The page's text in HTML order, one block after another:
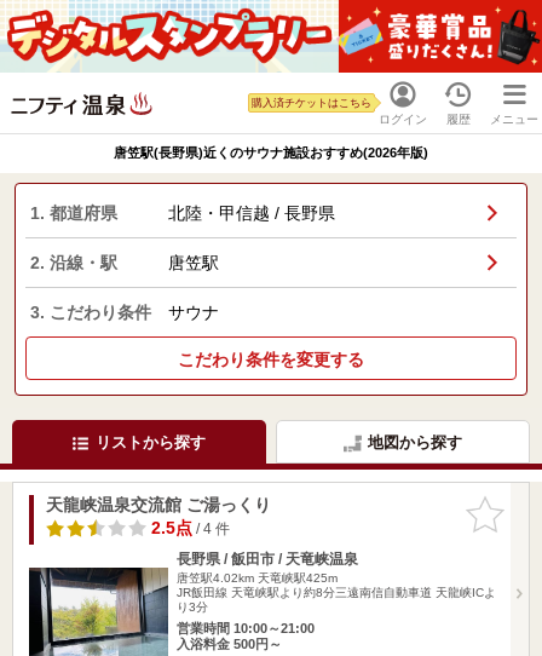
ログイン
購入済チケットはこちら
履歴 メニュー
唐笠駅(長野県)近くのサウナ施設おすすめ(2026年版)
1. 都道府県 北陸・甲信越 / 長野県
2. 沿線・駅 唐笠駅
3. こだわり条件 サウナ
こだわり条件を変更する
リストから探す 地図から探す
お気に入
りに追加
天龍峡温泉交流館 ご湯っくり
2.5点/ 4 件
長野県 / 飯田市 / 天竜峡温泉
唐笠駅4.02km 天竜峡駅425m
JR飯田線 天竜峡駅より約8分三遠南信自動車道 天龍峡ICよ
り3分
営業時間 10:00～21:00
入浴料金 500円～